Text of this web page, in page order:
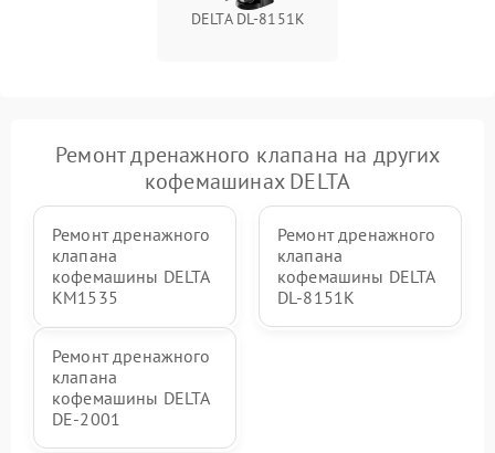
DELTA DL-8151K
Ремонт дренажного клапана на других
кофемашинах DELTA
Ремонт дренажного
клапана
кофемашины DELTA
KM1535
Ремонт дренажного
клапана
кофемашины DELTA
DL-8151K
Ремонт дренажного
клапана
кофемашины DELTA
DE-2001